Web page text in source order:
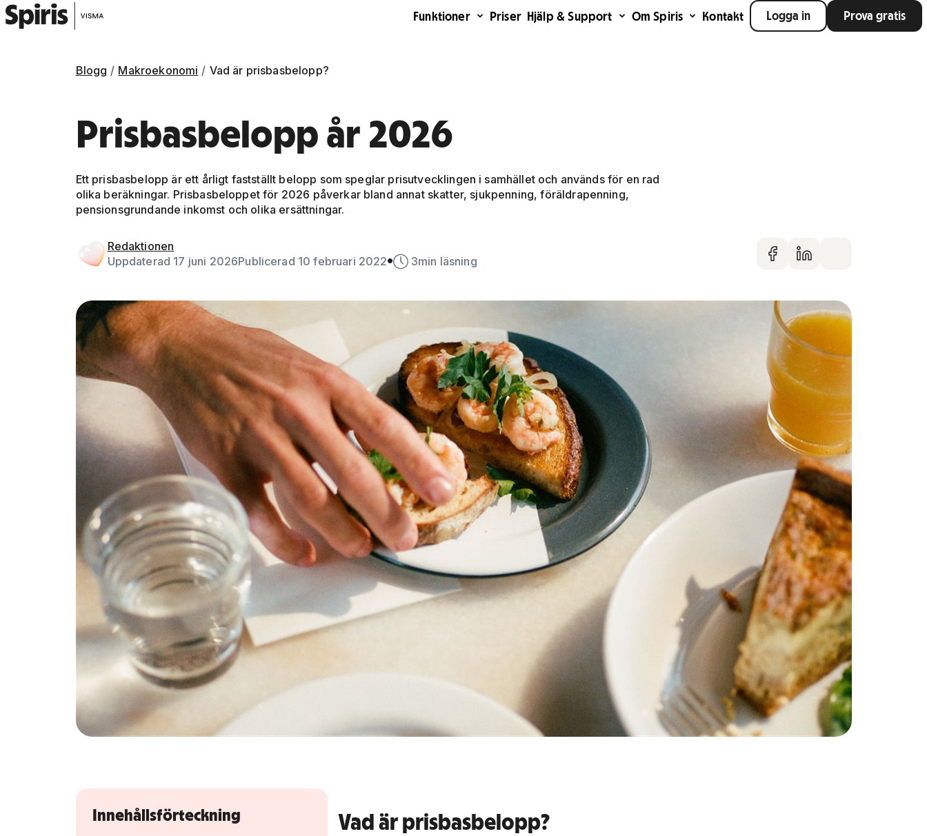
Funktioner Priser Hjälp & Support Om Spiris Kontakt Logga in Prova gratis
Blogg Makroekonomi Vad är prisbasbelopp?
Prisbasbelopp år 2026
Ett prisbasbelopp är ett årligt fastställt belopp som speglar prisutvecklingen i samhället och används för en rad
olika beräkningar. Prisbasbeloppet för 2026 påverkar bland annat skatter, sjukpenning, föräldrapenning,
pensionsgrundande inkomst och olika ersättningar.
Redaktionen
Uppdaterad 17 juni 2026Publicerad 10 februari 2022 3min läsning Dela på
Dela på
Artikelbild
Innehållsförteckning Vad är prisbasbelopp?